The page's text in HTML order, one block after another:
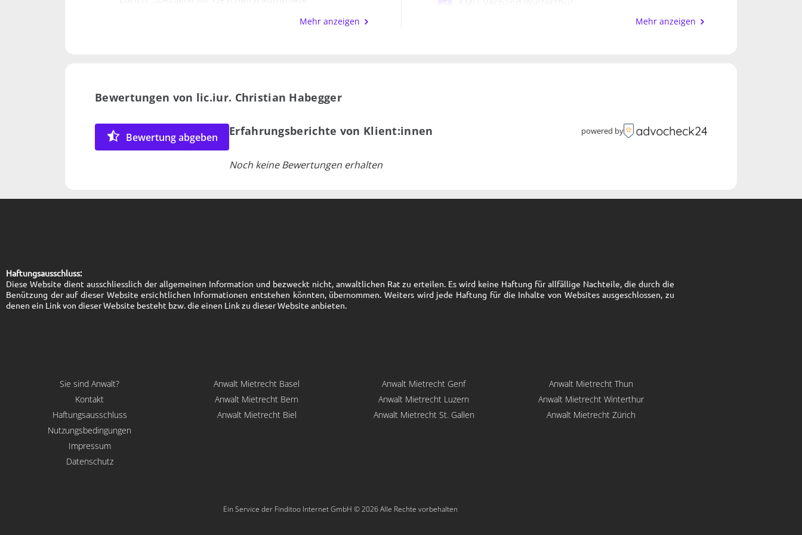
Vertrauen Sie auf meine langjährige Expertise im Mietrecht, welche unserer Kanzlei seit 2018
ununterbrochen einen Eintrag im Ranking von Bilanz/Le Temps der Top-Anwaltskanzleien in der Sparte
© Fotos: BHR Rechtsanwälte AG
2007 – 2015 ständiger Ersatzrichter und
2007 Zulassung als Rechtsanwalt
2003 – 2006 Auditor, Gerichtsschreiber und
2001 – 2003 Assistent am Lehrstuhl für Handels- und
Universität Zürich
Mehr anzeigen Mehr anzeigen
Bewertungen von lic.iur. Christian Habegger
Bewertung abgeben Erfahrungsberichte von Klient:innen powered by
Noch keine Bewertungen erhalten
Haftungsausschluss:
Diese Website dient ausschliesslich der allgemeinen Information und bezweckt nicht, anwaltlichen Rat zu erteilen. Es wird keine Haftung für allfällige Nachteile, die durch die
Benützung der auf dieser Website ersichtlichen Informationen entstehen könnten, übernommen. Weiters wird jede Haftung für die Inhalte von Websites ausgeschlossen, zu
denen ein Link von dieser Website besteht bzw. die einen Link zu dieser Website anbieten.
Sie sind Anwalt?
Kontakt
Haftungsausschluss
Nutzungsbedingungen
Impressum
Datenschutz
Anwalt Mietrecht Basel
Anwalt Mietrecht Bern
Anwalt Mietrecht Biel
Anwalt Mietrecht Genf
Anwalt Mietrecht Luzern
Anwalt Mietrecht St. Gallen
Anwalt Mietrecht Thun
Anwalt Mietrecht Winterthur
Anwalt Mietrecht Zürich
Ein Service der Finditoo Internet GmbH © 2026 Alle Rechte vorbehalten